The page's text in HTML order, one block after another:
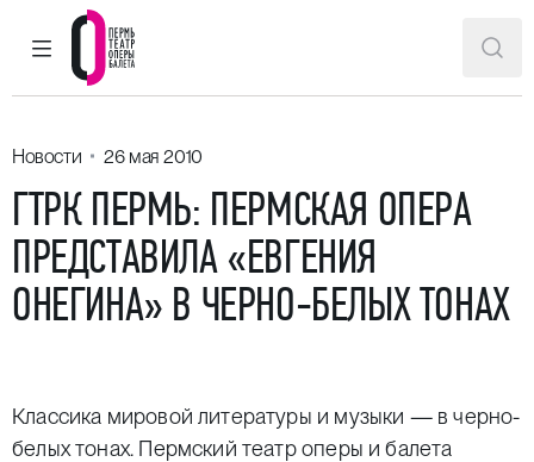
ГЛАВНОЕ МЕНЮ
Пермский театр оперы и балета
Новости 26 мая 2010
ГТРК ПЕРМЬ: ПЕРМСКАЯ ОПЕРА
ПРЕДСТАВИЛА «ЕВГЕНИЯ
ОНЕГИНА» В ЧЕРНО-БЕЛЫХ ТОНАХ
Классика мировой литературы и музыки — в черно-
белых тонах. Пермский театр оперы и балета